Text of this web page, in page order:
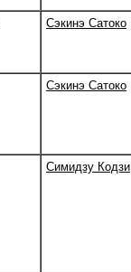
Сэкинэ Сатоко
Сэкинэ Сатоко
Симидзу Кодзи